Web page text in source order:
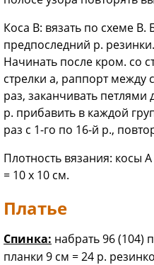
Коса В: вязать по схеме В.
предпоследний р.
Начинать после кром. со
стрелки а, раппорт между
раз, заканчивать петлями
р. прибавить в каждой
раз с 1-го по 16-й р.,
Плотность вязания: косы
= 10 х 10 см.
Платье
Спинка: набрать 96 (104)
планки 9 см = 24 р.